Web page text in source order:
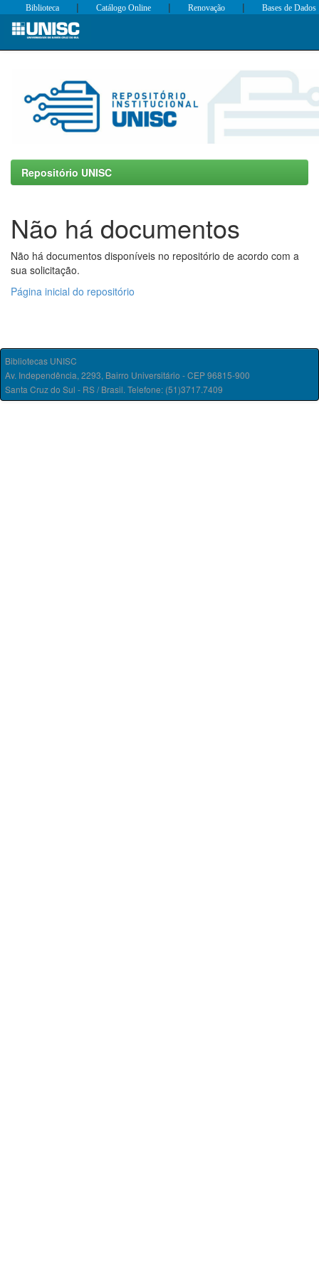
Skip
Biblioteca | Catálogo Online | Renovação | Bases de Dados
Repositório UNISC
Não há documentos
Não há documentos disponíveis no repositório de acordo com a
sua solicitação.
Página inicial do repositório
Bibliotecas UNISC
Av. Independência, 2293, Bairro Universitário - CEP 96815-900
Santa Cruz do Sul - RS / Brasil. Telefone: (51)3717.7409